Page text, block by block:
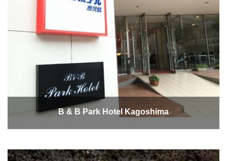
B & B Park Hotel Kagoshima